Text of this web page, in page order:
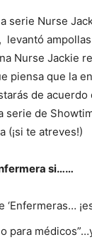
serie Nurse
levantó
Nurse Jackie
piensa que la
de
serie de
(¡si te atreves!)
si……
para